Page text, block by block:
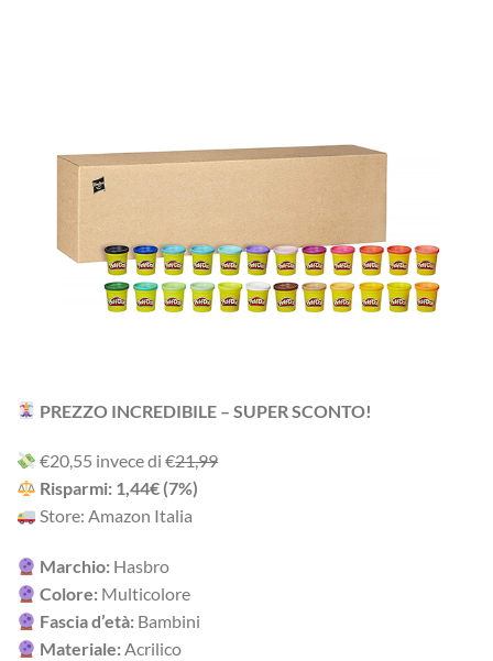
PREZZO INCREDIBILE – SUPER SCONTO!
‎€20,55 i‎nv‎ec‎e ‎di‎ €21,99
R‎is‎pa‎rm‎i: 1,44€ ‎(7%)
Store: Amazon Italia
Marchio: Hasbro
Colore: Multicolore
Fascia d’età: Bambini
Materiale:Acrilico